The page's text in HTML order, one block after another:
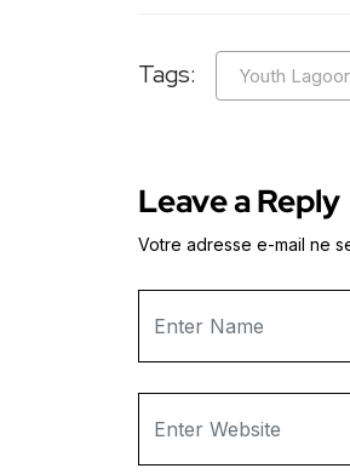
Tags: Youth
Leave a Reply
Votre adresse e-mail ne